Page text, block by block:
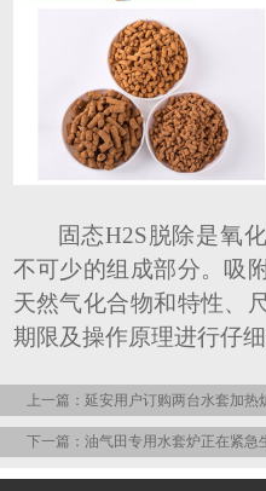
固态H2S脱除是氧
不可少的组成部分。吸
天然气化合物和特性、
期限及操作原理进行仔细
上一篇：延安用户订购两台水套加热
下一篇：油气田专用水套炉正在紧急